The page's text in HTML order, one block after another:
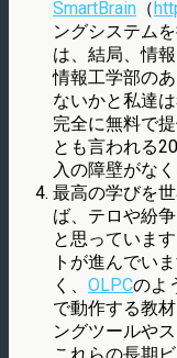
SmartBrain （
ングシステム
は、結局、情
情報工学部の
ないかと私達
完全に無料で
とも言われる
入の障壁がな
最高の学びを
ば、テロや紛
と思っていま
トが進んでい
く、 OLPCのよ
で動作する教
ングツールや
これらの長期